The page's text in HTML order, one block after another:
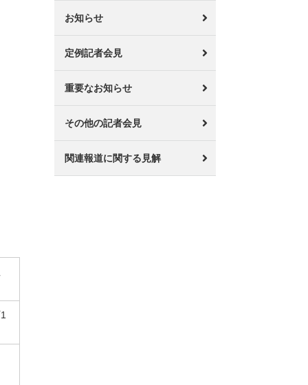
お知らせ
定例記者会見
重要なお知らせ
その他の記者会見
関連報道に関する見解